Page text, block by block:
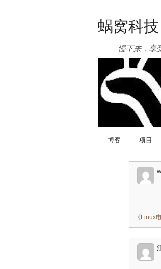
蜗窝科技
慢下来，享
博客 项目
《 Linux